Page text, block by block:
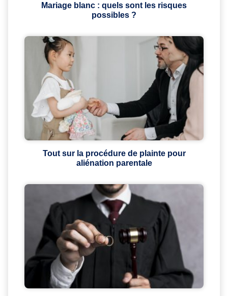
Mariage blanc : quels sont les risques
possibles ?
Tout sur la procédure de plainte pour
aliénation parentale